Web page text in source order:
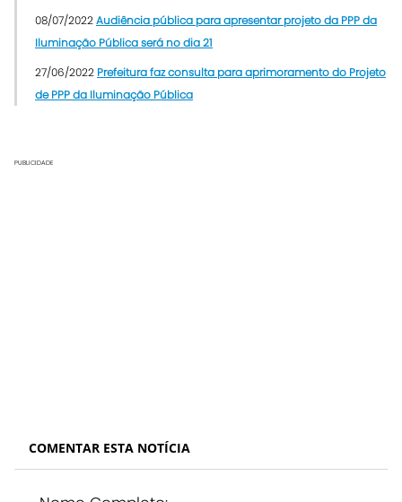
08/07/2022Audiência pública para apresentar projeto da PPP da
Iluminação Pública será no dia 21
27/06/2022 Prefeitura faz consulta para aprimoramento do Projeto
de PPP da Iluminação Pública
PUBLICIDADE
COMENTAR ESTA NOTÍCIA